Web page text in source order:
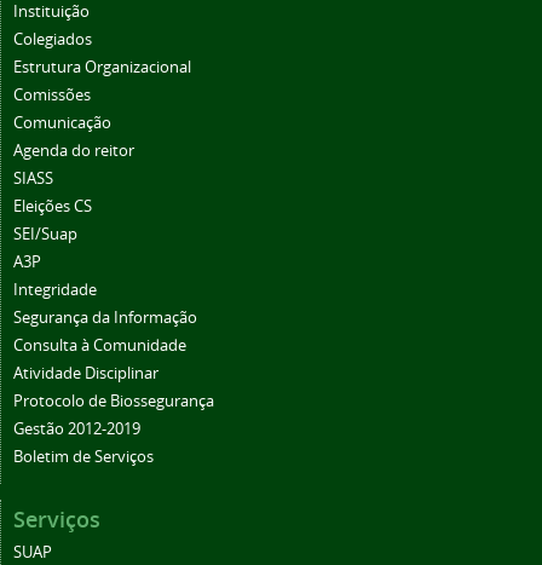
Instituição
Colegiados
Estrutura Organizacional
Comissões
Comunicação
Agenda do reitor
SIASS
Eleições CS
SEI/Suap
A3P
Integridade
Segurança da Informação
Consulta à Comunidade
Atividade Disciplinar
Protocolo de Biossegurança
Gestão 2012-2019
Boletim de Serviços
Serviços
SUAP